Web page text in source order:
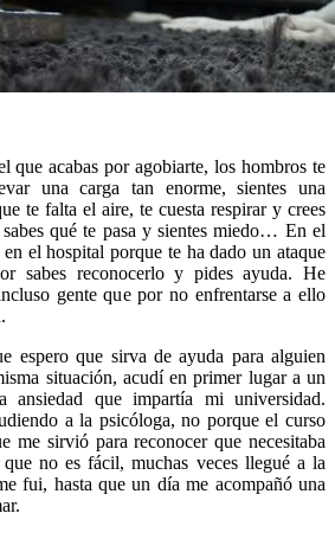
que acabas por agobiarte, los hombros te
una carga tan enorme, sientes una
te falta el aire, te cuesta respirar y crees
qué te pasa y sientes miedo… En el
en el hospital porque te ha dado un ataque
sabes reconocerlo y pides ayuda. He
gente que por no enfrentarse a ello
espero que sirva de ayuda para alguien
situación, acudí en primer lugar a un
ansiedad que impartía mi universidad.
a la psicóloga, no porque el curso
me sirvió para reconocer que necesitaba
no es fácil, muchas veces llegué a la
fui, hasta que un día me acompañó una